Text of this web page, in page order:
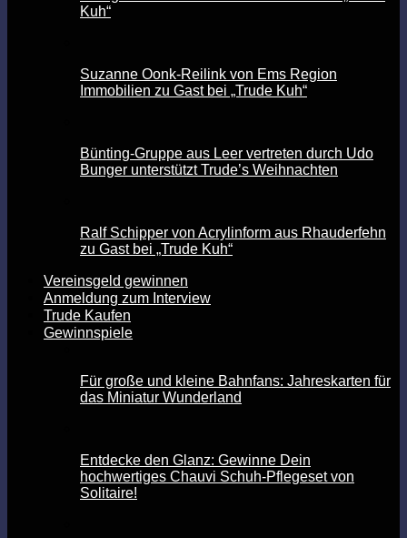
Kuh“
Suzanne Oonk-Reilink von Ems Region
Immobilien zu Gast bei „Trude Kuh“
Bünting-Gruppe aus Leer vertreten durch Udo
Bunger unterstützt Trude’s Weihnachten
Ralf Schipper von Acrylinform aus Rhauderfehn
zu Gast bei „Trude Kuh“
Vereinsgeld gewinnen
Anmeldung zum Interview
Trude Kaufen
Gewinnspiele
Für große und kleine Bahnfans: Jahreskarten für
das Miniatur Wunderland
Entdecke den Glanz: Gewinne Dein
hochwertiges Chauvi Schuh-Pflegeset von
Solitaire!